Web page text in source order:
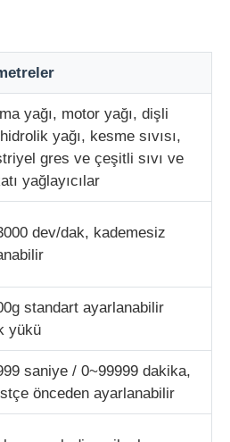
ekipmanları
yağı, motor yağı, dişli
yağı, kesme sıvısı,
gres ve çeşitli sıvı ve
yağlayıcılar
dev/dak, kademesiz
standart ayarlanabilir
yükü
saniye / 0~99999 dakika,
önceden ayarlanabilir